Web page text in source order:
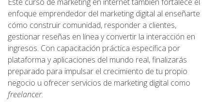
enfoque emprendedor del marketing digital al enseñarte
cómo construir comunidad, responder a clientes,
gestionar reseñas en línea y convertir la interacción en
ingresos. Con capacitación práctica específica por
plataforma y aplicaciones del mundo real, finalizarás
preparado para impulsar el crecimiento de tu propio
negocio u ofrecer servicios de marketing digital como
freelancer.